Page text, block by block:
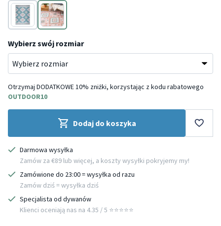
NiebieskiRóżowy
Wybierz swój rozmiar
Otrzymaj DODATKOWE 10% zniżki, korzystając z kodu rabatowego
OUTDOOR10
Dodaj do koszyka
Darmowa wysyłka
Zamów za €89 lub więcej, a koszty wysyłki pokryjemy my!
Zamówione do 23:00 = wysyłka od razu
Zamów dziś = wysyłka dziś
Specjalista od dywanów
Klienci oceniają nas na 4.35 / 5 ⭐️⭐️⭐️⭐️⭐️